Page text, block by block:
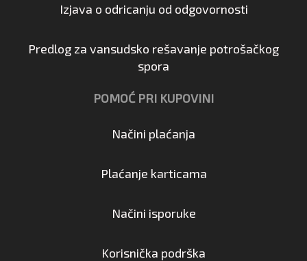
Izjava o odricanju od odgovornosti
Predlog za vansudsko rešavanje potrošačkog
spora
POMOĆ PRI KUPOVINI
Načini plaćanja
Plaćanje karticama
Načini isporuke
Korisnička podrška